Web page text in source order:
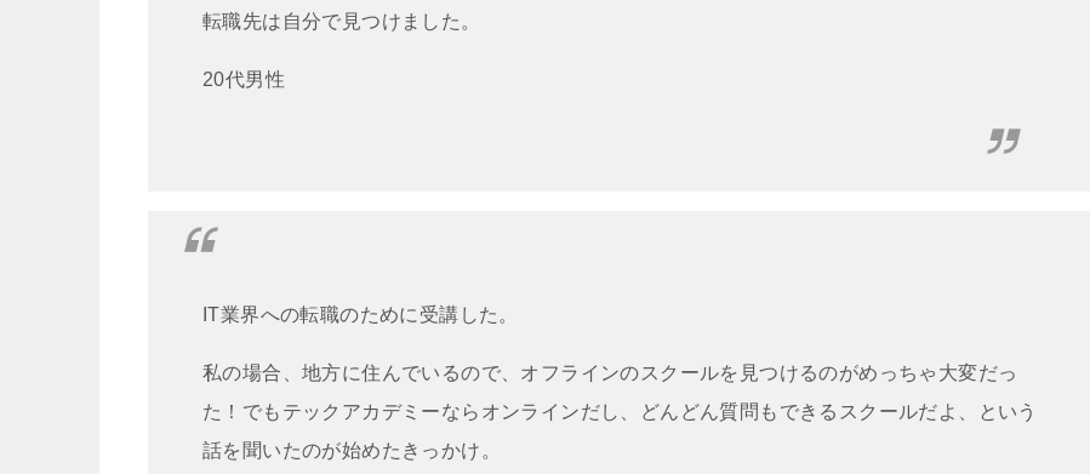
転職先は自分で見つけました。
20代男性
IT業界への転職のために受講した。
私の場合、地方に住んでいるので、オフラインのスクールを見つけるのがめっちゃ大変だっ
た！でもテックアカデミーならオンラインだし、どんどん質問もできるスクールだよ、という
話を聞いたのが始めたきっかけ。